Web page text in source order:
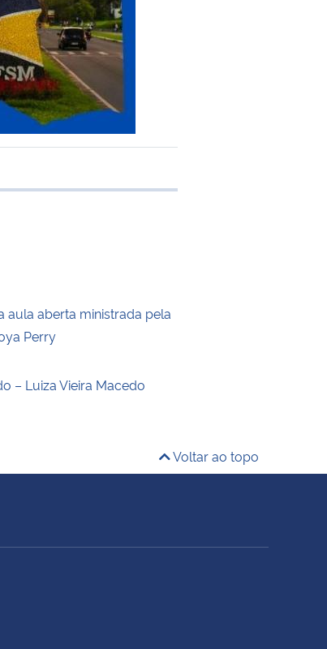
aula aberta ministrada pela
Perry
– Luiza Vieira Macedo
Voltar ao topo